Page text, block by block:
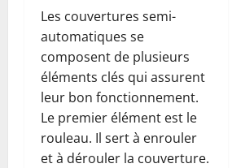
Les couvertures semi-
automatiques se
composent de plusieurs
éléments clés qui assurent
leur bon fonctionnement.
Le premier élément est le
rouleau. Il sert à enrouler
et à dérouler la couverture.